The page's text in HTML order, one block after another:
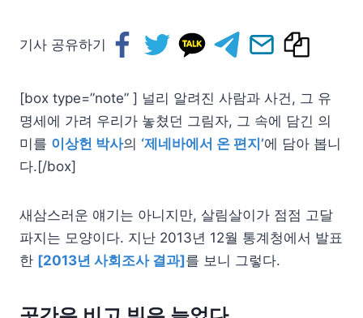
기사 공유하기
[box type=”note” ] 널리 알려진 사람과 사건, 그 유
명세에 가려 우리가 놓쳤던 그림자, 그 속에 담긴 의
미를 이상헌 박사의 ‘제네바에서 온 편지’에 담아 봅니
다.[/box]
새삼스러운 얘기는 아니지만, 살림살이가 점점 고달
파지는 모양이다. 지난 2013년 12월 통계청에서 발표
한 [2013년 사회조사 결과]를 보니 그렇다.